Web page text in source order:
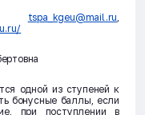
tspa_kgeu@mail.ru
одной из ступеней к
бонусные баллы, если
при поступлении в